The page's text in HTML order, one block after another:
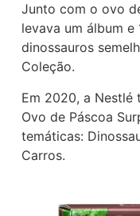
Junto com o ovo
levava um álbum
dinossauros
Coleção.
Em 2020, a Nestlé
Ovo de Páscoa
temáticas:
Carros.